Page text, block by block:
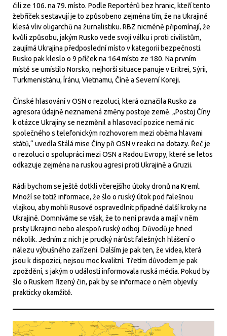
čili ze 106. na 79. místo. Podle Reportérů bez hranic, kteří tento
žebříček sestavují je to způsobeno zejména tím, že na Ukrajině
klesá vliv oligarchů na žurnalistiku. RBZ nicméně připomínají, že
kvůli způsobu, jakým Rusko vede svojí válku i proti civilistům,
zaujímá Ukrajina předposlední místo v kategorii bezpečnosti.
Rusko pak kleslo o 9 příček na 164 místo ze 180. Na prvním
místě se umístilo Norsko, nejhorší situace panuje v Eritrei, Sýrii,
Turkmenistánu, Íránu, Vietnamu, Číně a Severní Koreji.
Čínské hlasování v OSN o rezoluci, která označila Rusko za
agresora údajně neznamená změny postoje země. „Postoj Číny
k otázce Ukrajiny se nezměnil a hlasovací pozice nemá nic
společného s telefonickým rozhovorem mezi oběma hlavami
států,“ uvedla Stálá mise Číny při OSN v reakci na dotazy. Řeč je
o rezoluci o spolupráci mezi OSN a Radou Evropy, které se letos
odkazuje zejména na ruskou agresi proti Ukrajině a Gruzii.
Rádi bychom se ještě dotkli včerejšího útoky dronů na Kreml.
Množí se totiž informace, že šlo o ruský útok pod falešnou
vlajkou, aby mohli Rusové ospravedlnit případné další kroky na
Ukrajině. Domníváme se však, že to není pravda a mají v něm
prsty Ukrajinci nebo alespoň ruský odboj. Důvodů je hned
několik. Jedním z nich je prudký nárůst falešných hlášení o
nálezu výbušného zařízení. Dalším je pak ten, že videa, která
jsou k dispozici, nejsou moc kvalitní. Třetím důvodem je pak
zpoždění, s jakým o události informovala ruská média. Pokud by
šlo o Ruskem řízený čin, pak by se informace o něm objevily
prakticky okamžitě.